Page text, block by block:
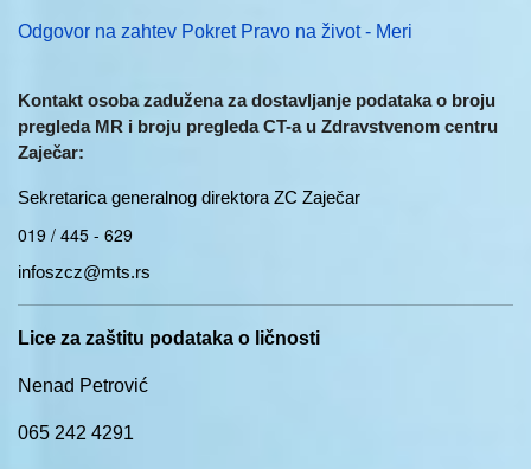
Odgovor na zahtev Pokret Pravo na život - Meri
Kontakt osoba zadužena za dostavljanje podataka o broju
pregleda MR i broju pregleda CT-a u Zdravstvenom centru
Zaječar:
Sekretarica generalnog direktora ZC Zaječar
019 / 445 - 629
infoszcz@mts.rs
Lice za zaštitu podataka o ličnosti
Nenad Petrović
065 242 4291